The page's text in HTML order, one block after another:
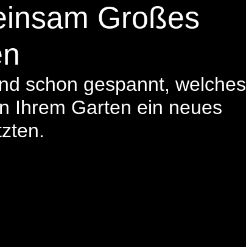
Großes
schon gespannt, welches
Ihrem Garten ein neues